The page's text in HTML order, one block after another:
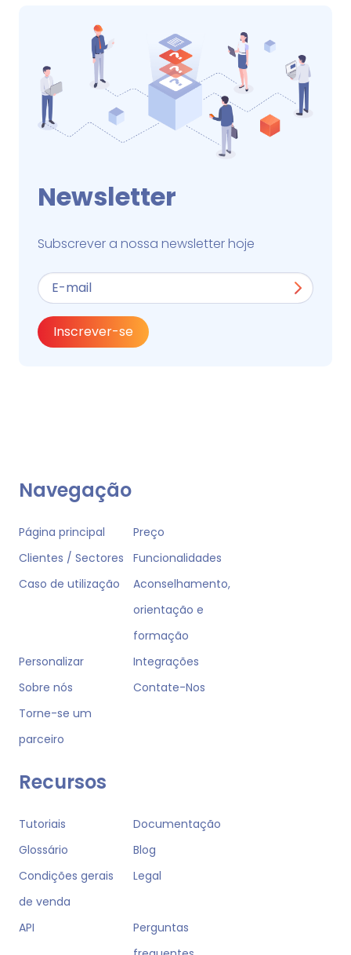
Newsletter
Subscrever a nossa newsletter hoje
Inscrever-se
Navegação
Página principal
Preço
Clientes / Sectores
Funcionalidades
Caso de utilização
Aconselhamento,
orientação e
formação
Personalizar
Integrações
Sobre nós
Contate-Nos
Torne-se um
parceiro
Recursos
Tutoriais
Documentação
Glossário
Blog
Condições gerais
de venda
Legal
API
Perguntas